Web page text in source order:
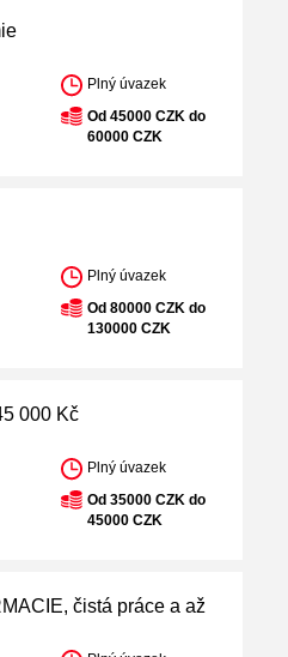
Plný úvazek
Od 45000 CZK do
60000 CZK
Plný úvazek
Od 80000 CZK do
130000 CZK
000 Kč
Plný úvazek
Od 35000 CZK do
45000 CZK
čistá práce a až